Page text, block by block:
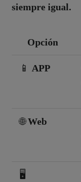
siempre igual.
Opción
📱 APP
🌐Web
🖥️